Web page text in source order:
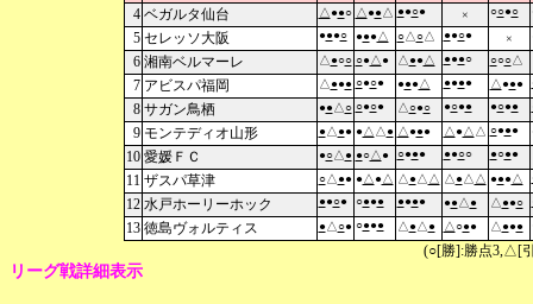
4 ベガルタ仙台 △ ●●○ △ ●● △ ●●○● × ○○●○
5 セレッソ大阪 ●●●○ ●●●△ ○△○△ ●●○● ×
6 湘南ベルマーレ △ ●○○ ○● △ ● △ ●● △ ●●●○ ○○○△
7 アビスパ福岡 △ ●●● ○●○● ●●●△ ●●●● △ ●●●
8 サガン鳥栖 ●● △ ○ ○●○● △ ○●○ ●○●● ●○●●
9 モンテディオ山形 ●△ ●● ●△ △ ● △ ●●● △ ●△ △ ○●●●
10 愛媛ＦＣ ●○△ ● ●○△ ● ○●●● ●●○○ ●○●●
11 ザスパ草津 ○△ ●● ●△ ●△ △ ●△ △ △ ●△ △ ●●●△
12 水戸ホーリーホック ●●○● ○●●● ●●●● ●● △ ● △ ●●○
13 徳島ヴォルティス ●△○● ○●●● △ ●△ ● △○●● △ ●●●
(○[勝]:勝点3,△[
リーグ戦詳細表示